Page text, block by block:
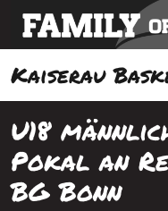
Kaiserau
U18
Pokal an
BG Bonn